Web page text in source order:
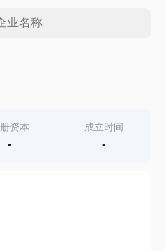
资本
-
成立时间
-